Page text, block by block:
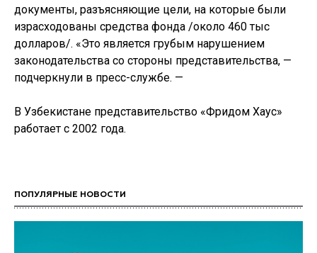
документы, разъясняющие цели, на которые были
израсходованы средства фонда /около 460 тыс
долларов/. «Это является грубым нарушением
законодательства со стороны представительства, —
подчеркнули в пресс-службе. —
В Узбекистане представительство «Фридом Хаус»
работает с 2002 года.
ПОПУЛЯРНЫЕ НОВОСТИ